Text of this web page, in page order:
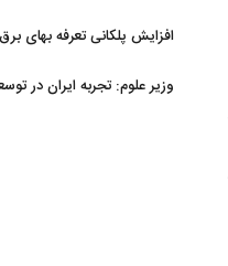
افزایش پلکانی تعرفه بهای
وزیر علوم: تجربه ایران در